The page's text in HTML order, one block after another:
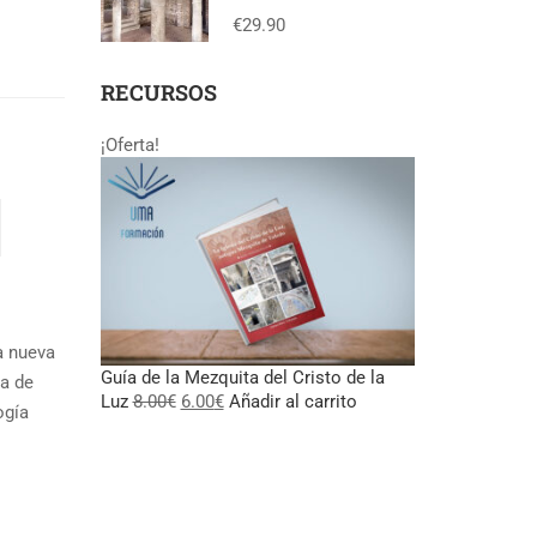
nueva
de
Toledo
€29.90
RECURSOS
¡Oferta!
Guía de la Mezquita del Cristo de la
Luz 8.00€ El
6.00€ElAñadir al carrito